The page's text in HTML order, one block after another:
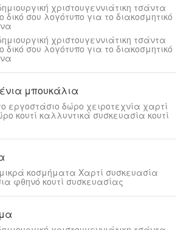
χριστουγεννιάτικη τσάντα
δικό σου λογότυπο για το διακοσμητικό
χριστουγεννιάτικη τσάντα
δικό σου λογότυπο για το διακοσμητικό
μπουκάλια
εργοστάσιο δώρο χειροτεχνία χαρτί
κουτί καλλυντικά συσκευασία κουτί
κοσμήματα Χαρτί συσκευασία
φθηνό κουτί συσκευασίας